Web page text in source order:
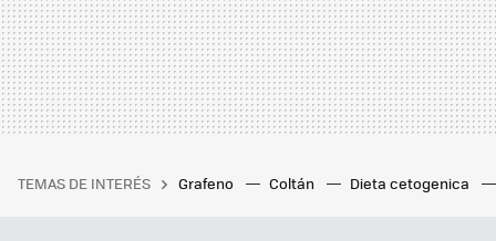
TEMAS DE INTERÉS Grafeno Coltán Dieta cetogenica